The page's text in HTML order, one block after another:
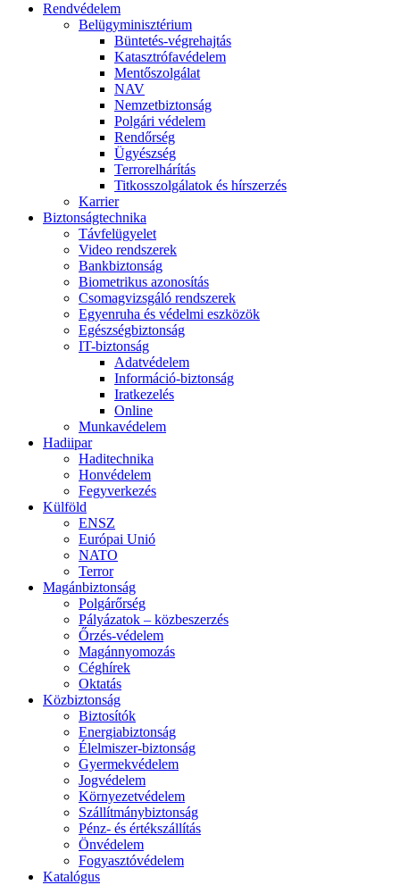
Rendvédelem
Belügyminisztérium
Büntetés-végrehajtás
Katasztrófavédelem
Mentőszolgálat
NAV
Nemzetbiztonság
Polgári védelem
Rendőrség
Ügyészség
Terrorelhárítás
Titkosszolgálatok és hírszerzés
Karrier
Biztonságtechnika
Távfelügyelet
Video rendszerek
Bankbiztonság
Biometrikus azonosítás
Csomagvizsgáló rendszerek
Egyenruha és védelmi eszközök
Egészségbiztonság
IT-biztonság
Adatvédelem
Információ-biztonság
Iratkezelés
Online
Munkavédelem
Hadiipar
Haditechnika
Honvédelem
Fegyverkezés
Külföld
ENSZ
Európai Unió
NATO
Terror
Magánbiztonság
Polgárőrség
Pályázatok – közbeszerzés
Őrzés-védelem
Magánnyomozás
Céghírek
Oktatás
Közbiztonság
Biztosítók
Energiabiztonság
Élelmiszer-biztonság
Gyermekvédelem
Jogvédelem
Környezetvédelem
Szállítmánybiztonság
Pénz- és értékszállítás
Önvédelem
Fogyasztóvédelem
Katalógus